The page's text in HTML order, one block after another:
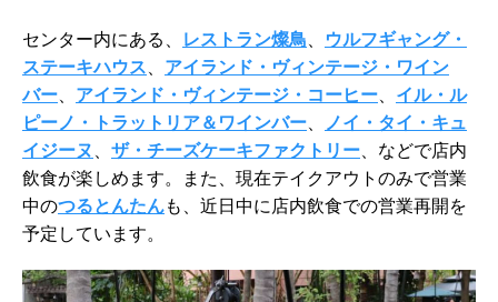
センター内にある、 レストラン燦鳥、
ウルフギャング・
ステーキハウス、 アイランド・ヴィンテージ・ワイン
バー、 アイランド・ヴィンテージ・コーヒー、 イル・ル
ピーノ・トラットリア＆ワインバー、
ノイ・タイ・キュ
イジーヌ 、 ザ・チーズケーキファクトリー、などで店内
飲食が楽しめます。また、現在テイクアウトのみで営業
中のつるとんたんも、近日中に店内飲食での営業再開を
予定しています。